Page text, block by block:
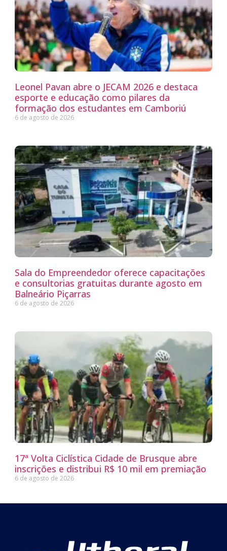
Leonel Pavan abre o JECAM 2026 e destaca
esporte e educação como pilares da
formação dos estudantes em Camboriú
6 de agosto de 2026
Sala do Empreendedor oferece capacitações
e consultorias gratuitas durante agosto em
Balneário Piçarras
6 de agosto de 2026
17ª Volta Ciclística Cidade de Brusque abre
inscrições e distribui R$ 10 mil em premiação
6 de agosto de 2026